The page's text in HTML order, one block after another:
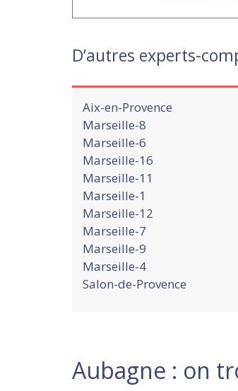
D’autres experts-
Aix-en-Provence
Marseille-8
Marseille-6
Marseille-16
Marseille-11
Marseille-1
Marseille-12
Marseille-7
Marseille-9
Marseille-4
Salon-de-Provence
Aubagne : on